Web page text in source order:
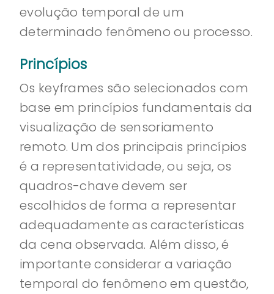
evolução temporal de um
determinado fenômeno ou processo.
Princípios
Os keyframes são selecionados com
base em princípios fundamentais da
visualização de sensoriamento
remoto. Um dos principais princípios
é a representatividade, ou seja, os
quadros-chave devem ser
escolhidos de forma a representar
adequadamente as características
da cena observada. Além disso, é
importante considerar a variação
temporal do fenômeno em questão,